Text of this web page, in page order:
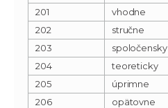
201
vhodne
202
stručne
203
spoločensky
204
teoreticky
205
úprimne
206
opätovne